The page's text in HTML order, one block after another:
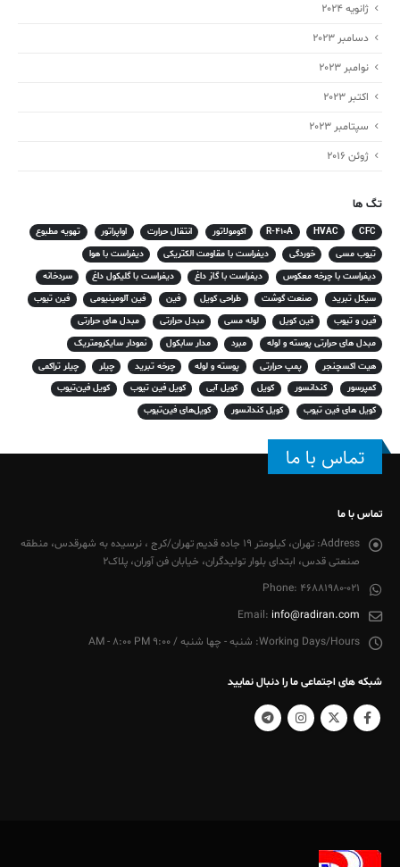
ژانویه 2024
دسامبر 2023
نوامبر 2023
اکتبر 2023
سپتامبر 2023
ژوئن 2016
تگ ها
CFC
HVAC
R-410A آکومولاتور انتقال حرارت اواپراتور
تهویه مطبوع
تیوب مسی
خوردگی دیفراست با مقاومت الکتریکی
دیفراست با هوا
دیفراست با چرخه معکوس
دیفراست با گاز داغ دیفراست با گلیکول داغ
سردخانه
سیکل تبرید
صنعت گوشت طراحی کویل فین فین آلومینیومی
فین تیوب
فین و تیوب
فین کویل لوله مسی مبدل حرارتی
مبدل های حرارتی
مبدل های حرارتی پوسته و لوله
مبرد مدار سابکول
نمودار سایکرومتریک
هیت اکسچنجر
پمپ حرارتی پوسته و لوله چرخه تبرید چیلر
چیلر تراکمی
کمپرسور
کندانسور کویل کویل آبی کویل فین تیوب
کویل فین‌تیوب
کویل های فین تیوب
کویل کندانسور کویل‌های فین‌تیوب
تماس با ما
تماس با ما
Address:
تهران، کیلومتر 19 جاده قدیم تهران/کرج ، نرسیده به شهرقدس، منطقه
صنعتی قدس، ابتدای بلوار تولیدگران، خیابان فن آوران، پلاک2
Phone: 46881980-021
Email: info@radiran.com
Working Days/Hours: شنبه - چها شنبه / 9:00 AM - 8:00 PM
شبکه های اجتماعی ما را دنبال نمایید